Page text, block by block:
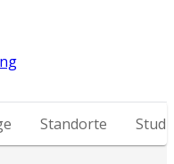
Standorte